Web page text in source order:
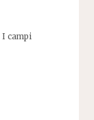
I campi